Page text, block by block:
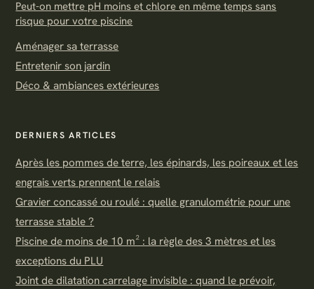
Peut-on mettre pH moins et chlore en même temps sans
risque pour votre piscine
Aménager sa terrasse
Entretenir son jardin
Déco & ambiances extérieures
DERNIERS ARTICLES
Après les pommes de terre, les épinards, les poireaux et les
engrais verts prennent le relais
Gravier concassé ou roulé : quelle granulométrie pour une
terrasse stable ?
Piscine de moins de 10 m² : la règle des 3 mètres et les
exceptions du PLU
Joint de dilatation carrelage invisible : quand le prévoir,